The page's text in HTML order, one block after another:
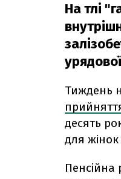
На тлі
Тиждень
десять
для жінок
Пенсійна